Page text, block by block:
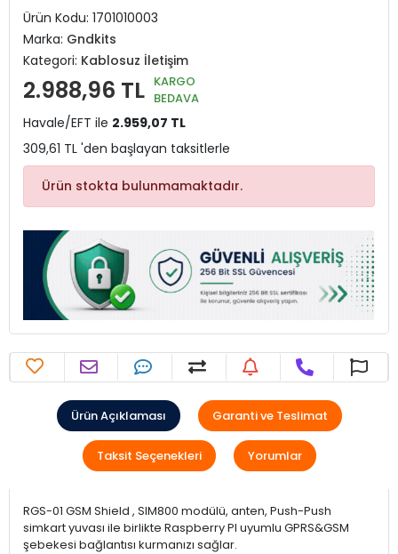
Ürün Kodu: 1701010003
Marka: Gndkits
Kategori: Kablosuz İletişim
2.988,96 TL KARGO
BEDAVA
Havale/EFT ile 2.959,07 TL
309,61 TL 'den başlayan taksitlerle
Ürün stokta bulunmamaktadır.
Ürün Açıklaması Garanti ve Teslimat
Taksit Seçenekleri Yorumlar
RGS-01 GSM Shield , SIM800 modülü, anten, Push-Push
simkart yuvası ile birlikte Raspberry PI uyumlu GPRS&GSM
şebekesi bağlantısı kurmanızı sağlar.